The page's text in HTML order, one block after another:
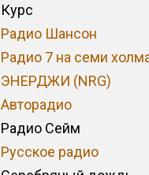
Курс
Радио Шансон
Радио 7 на семи
ЭНЕРДЖИ (NRG)
Авторадио
Радио Сейм
Русское радио